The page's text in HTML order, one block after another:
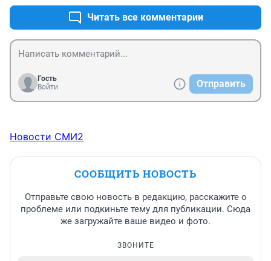
Читать все комментарии
Гость
Войти
Отправить
Новости СМИ2
СООБЩИТЬ НОВОСТЬ
Отправьте свою новость в редакцию, расскажите о
проблеме или подкиньте тему для публикации. Сюда
же загружайте ваше видео и фото.
ЗВОНИТЕ